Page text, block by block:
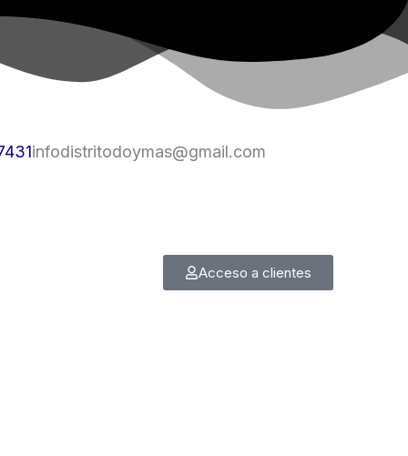
infodistritodoymas@gmail.com
Acceso a clientes